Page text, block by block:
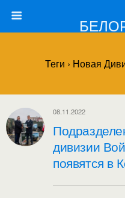
Теги › Новая
08.11.2022
дивизии
появятся в